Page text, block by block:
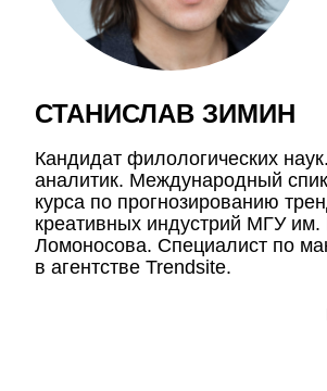
СТАНИСЛАВ ЗИМИН
Кандидат филологических
аналитик. Международный
курса по прогнозированию
креативных индустрий МГУ
Ломоносова. Специалист по
в агентстве Trendsite.